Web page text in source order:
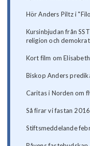
Hör Anders Piltz i
Kursinbjudan från
religion och
Kort film om
Biskop Anders
Caritas i Norden om
Så firar vi fastan 2016
Stiftsmeddelande